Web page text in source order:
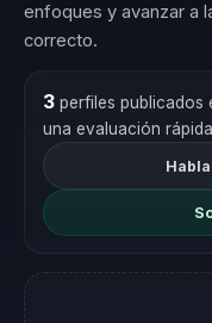
enfoques y avanzar a
correcto.
3perfiles publicados
una evaluación rápida